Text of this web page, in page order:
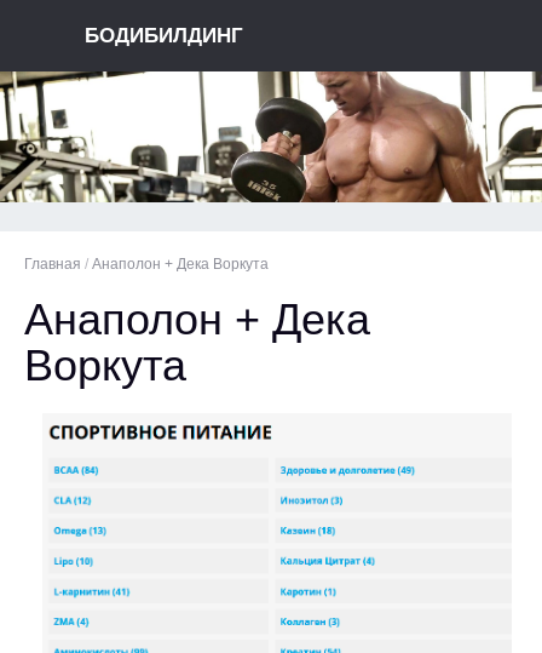
БОДИБИЛДИНГ
Главная / Анаполон + Дека Воркута
Анаполон + Дека
Воркута